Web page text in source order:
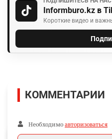
Informburo.kz в
Короткие видео и
КОММЕНТАРИИ
Необходимо авторизоваться